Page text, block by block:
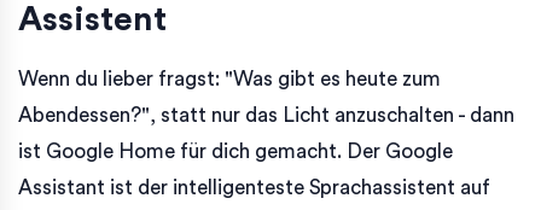
Assistent
Wenn du lieber fragst: "Was gibt es heute zum
Abendessen?", statt nur das Licht anzuschalten - dann
ist Google Home für dich gemacht. Der Google
Assistant ist der intelligenteste Sprachassistent auf